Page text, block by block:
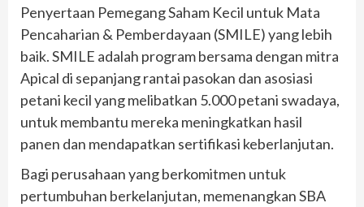
Penyertaan Pemegang Saham Kecil untuk Mata
Pencaharian & Pemberdayaan (SMILE) yang lebih
baik. SMILE adalah program bersama dengan mitra
Apical di sepanjang rantai pasokan dan asosiasi
petani kecil yang melibatkan 5.000 petani swadaya,
untuk membantu mereka meningkatkan hasil
panen dan mendapatkan sertifikasi keberlanjutan.
Bagi perusahaan yang berkomitmen untuk
pertumbuhan berkelanjutan, memenangkan SBA